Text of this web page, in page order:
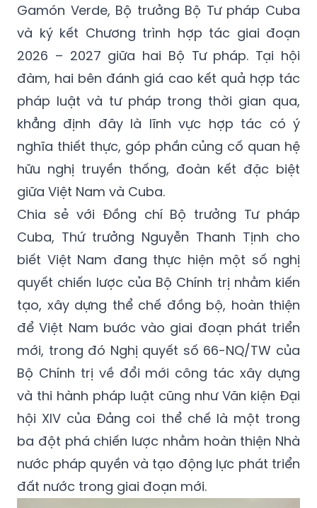
Gamón Verde, Bộ trưởng Bộ Tư pháp Cuba
và ký kết Chương trình hợp tác giai đoạn
2026 – 2027 giữa hai Bộ Tư pháp. Tại hội
đàm, hai bên đánh giá cao kết quả hợp tác
pháp luật và tư pháp trong thời gian qua,
khẳng định đây là lĩnh vực hợp tác có ý
nghĩa thiết thực, góp phần củng cố quan hệ
hữu nghị truyền thống, đoàn kết đặc biệt
giữa Việt Nam và Cuba.
Chia sẻ với Đồng chí Bộ trưởng Tư pháp
Cuba, Thứ trưởng Nguyễn Thanh Tịnh cho
biết Việt Nam đang thực hiện một số nghị
quyết chiến lược của Bộ Chính trị nhằm kiến
tạo, xây dựng thể chế đồng bộ, hoàn thiện
để Việt Nam bước vào giai đoạn phát triển
mới, trong đó Nghị quyết số 66-NQ/TW của
Bộ Chính trị về đổi mới công tác xây dựng
và thi hành pháp luật cũng như Văn kiện Đại
hội XIV của Đảng coi thể chế là một trong
ba đột phá chiến lược nhằm hoàn thiện Nhà
nước pháp quyền và tạo động lực phát triển
đất nước trong giai đoạn mới.